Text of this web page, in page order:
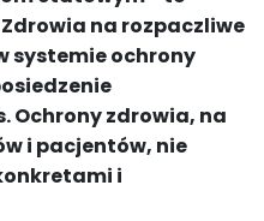
na rozpaczliwe
systemie ochrony
Ochrony zdrowia, na
i pacjentów, nie
i